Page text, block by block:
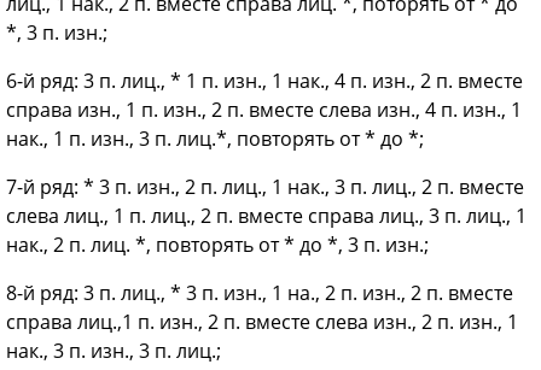
*, 3 п. изн.;
6-й ряд: 3 п. лиц., * 1 п. изн., 1 нак., 4 п. изн., 2 п. вместе
справа изн., 1 п. изн., 2 п. вместе слева изн., 4 п. изн., 1
нак., 1 п. изн., 3 п. лиц.*, повторять от * до *;
7-й ряд: * 3 п. изн., 2 п. лиц., 1 нак., 3 п. лиц., 2 п. вместе
слева лиц., 1 п. лиц., 2 п. вместе справа лиц., 3 п. лиц., 1
нак., 2 п. лиц. *, повторять от * до *, 3 п. изн.;
8-й ряд: 3 п. лиц., * 3 п. изн., 1 на., 2 п. изн., 2 п. вместе
справа лиц.,1 п. изн., 2 п. вместе слева изн., 2 п. изн., 1
нак., 3 п. изн., 3 п. лиц.;